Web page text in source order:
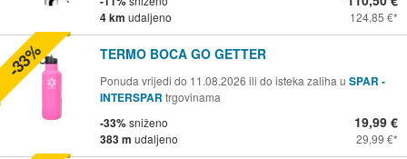
4 km udaljeno 124,85 €
TERMO BOCA GO GETTER
Ponuda vrijedi do 11.08.2026 ili do isteka zaliha u SPAR -
INTERSPAR trgovinama
-33%sniženo
383 m udaljeno
19,99 €
29,99 €
-33%